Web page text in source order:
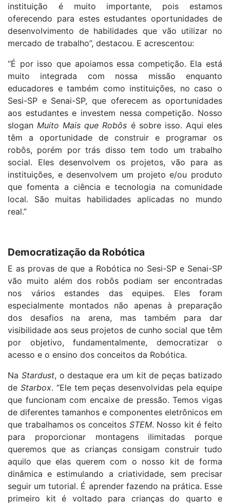
instituição é muito importante, pois estamos
oferecendo para estes estudantes oportunidades de
desenvolvimento de habilidades que vão utilizar no
mercado de trabalho”, destacou. E acrescentou:
“É por isso que apoiamos essa competição. Ela está
muito integrada com nossa missão enquanto
educadores e também como instituições, no caso o
Sesi-SP e Senai-SP, que oferecem as oportunidades
aos estudantes e investem nessa competição. Nosso
slogan Muito Mais que Robôs é sobre isso. Aqui eles
têm a oportunidade de construir e programar os
robôs, porém por trás disso tem todo um trabalho
social. Eles desenvolvem os projetos, vão para as
instituições, e desenvolvem um projeto e/ou produto
que fomenta a ciência e tecnologia na comunidade
local. São muitas habilidades aplicadas no mundo
real.”
Democratização da Robótica
E as provas de que a Robótica no Sesi-SP e Senai-SP
vão muito além dos robôs podiam ser encontradas
nos vários estandes das equipes. Eles foram
especialmente montados não apenas à preparação
dos desafios na arena, mas também para dar
visibilidade aos seus projetos de cunho social que têm
por objetivo, fundamentalmente, democratizar o
acesso e o ensino dos conceitos da Robótica.
Na Stardust, o destaque era um kit de peças batizado
de Starbox. “Ele tem peças desenvolvidas pela equipe
que funcionam com encaixe de pressão. Temos vigas
de diferentes tamanhos e componentes eletrônicos em
que trabalhamos os conceitos STEM. Nosso kit é feito
para proporcionar montagens ilimitadas porque
queremos que as crianças consigam construir tudo
aquilo que elas querem com o nosso kit de forma
dinâmica e estimulando a criatividade, sem precisar
seguir um tutorial. É aprender fazendo na prática. Esse
primeiro kit é voltado para crianças do quarto e